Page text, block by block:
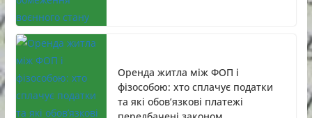
Оренда житла між ФОП і
фізособою: хто сплачує податки
та які обов’язкові платежі